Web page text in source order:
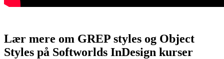
Lær mere om GREP styles og Object
Styles på Softworlds InDesign kurser